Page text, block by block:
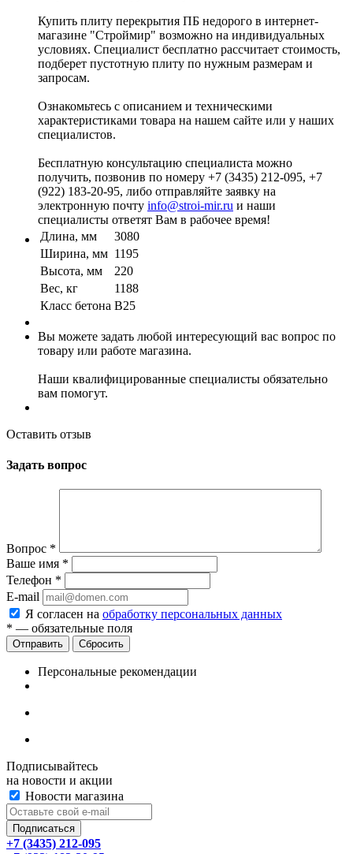
Купить плиту перекрытия ПБ недорого в интернет-
магазине "Строймир" возможно на индивидуальных
условиях. Специалист бесплатно рассчитает стоимость,
подберет пустотную плиту по нужным размерам и
запросам.
Ознакомьтесь с описанием и техническими
характеристиками товара на нашем сайте или у наших
специалистов.
Бесплатную консультацию специалиста можно
получить, позвонив по номеру +7 (3435) 212-095, +7
(922) 183-20-95, либо отправляйте заявку на
электронную почту info@stroi-mir.ru и наши
специалисты ответят Вам в рабочее время!
Длина, мм
3080
Ширина, мм 1195
Высота, мм
220
Вес, кг
1188
Класс бетона B25
Вы можете задать любой интересующий вас вопрос по
товару или работе магазина.
Наши квалифицированные специалисты обязательно
вам помогут.
Оставить отзыв
Задать вопрос
Вопрос *
Ваше имя *
Телефон *
E-mail
Я согласен на обработку персональных данных
* — обязательные поля
Сбросить
Персональные рекомендации
Подписывайтесь
на новости и акции
Новости магазина
+7 (3435) 212-095